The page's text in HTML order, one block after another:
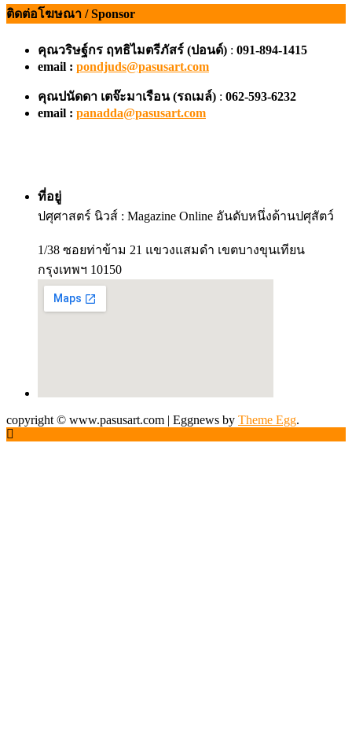
ติดต่อโฆษณา / Sponsor
คุณวริษฐ์กร ฤทธิไมตรีภัสร์ (ปอนด์) : 091-894-1415
email : pondjuds@pasusart.com
คุณปนัดดา เตจ๊ะมาเรือน (รถเมล์) : 062-593-6232
email : panadda@pasusart.com
ที่อยู่
ปศุศาสตร์ นิวส์ : Magazine Online อันดับหนึ่งด้านปศุสัตว์
1/38 ซอยท่าข้าม 21 แขวงแสมดำ เขตบางขุนเทียน
กรุงเทพฯ 10150
copyright © www.pasusart.com | Eggnews by Theme Egg.